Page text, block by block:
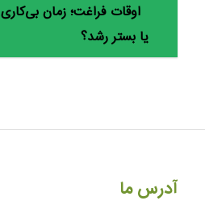
اوقات فراغت؛ زمان بی‌کاری
یا بستر رشد؟
آدرس ما